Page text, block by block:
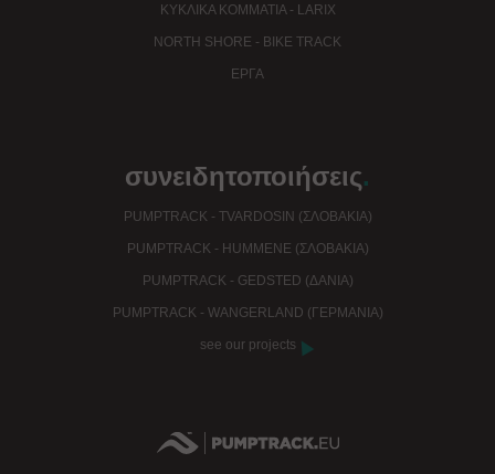
ΚΥΚΛΙΚΆ ΚΟΜΜΆΤΙΑ - LARIX
NORTH SHORE - BIKE TRACK
EΡΓΑ
συνειδητοποιήσεις.
PUMPTRACK - TVARDOSIN (ΣΛΟΒΑΚΊΑ)
PUMPTRACK - HUMMENE (ΣΛΟΒΑΚΊΑ)
PUMPTRACK - GEDSTED (ΔΑΝΊΑ)
PUMPTRACK - WANGERLAND (ΓΕΡΜΑΝΊΑ)
see our projects